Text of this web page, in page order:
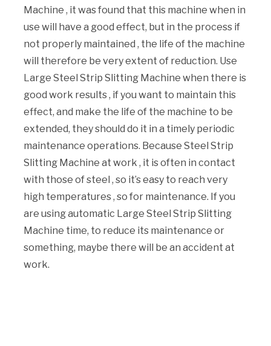
Machine , it was found that this machine when in
use will have a good effect, but in the process if
not properly maintained , the life of the machine
will therefore be very extent of reduction. Use
Large Steel Strip Slitting Machine when there is
good work results , if you want to maintain this
effect, and make the life of the machine to be
extended, they should do it in a timely periodic
maintenance operations. Because Steel Strip
Slitting Machine at work , it is often in contact
with those of steel , so it’s easy to reach very
high temperatures , so for maintenance. If you
are using automatic Large Steel Strip Slitting
Machine time, to reduce its maintenance or
something, maybe there will be an accident at
work.